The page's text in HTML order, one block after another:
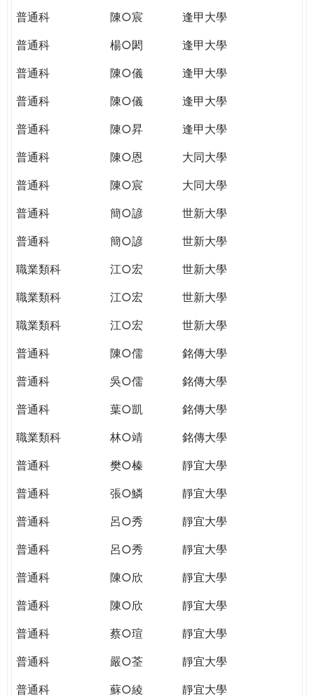
普通科 陳○宸
逢甲大學
普通科
楊○閎
逢甲大學
普通科
陳○儀
逢甲大學
普通科
陳○儀
逢甲大學
普通科
陳○昇
逢甲大學
普通科
陳○恩
大同大學
普通科
陳○宸
大同大學
普通科
簡○諺
世新大學
普通科
簡○諺
世新大學
職業類科
江○宏
世新大學
職業類科
江○宏
世新大學
職業類科
江○宏
世新大學
普通科
陳○儒
銘傳大學
普通科
吳○儒
銘傳大學
普通科
葉○凱
銘傳大學
職業類科
林○靖
銘傳大學
普通科
樊○榛
靜宜大學
普通科
張○鱗
靜宜大學
普通科
呂○秀
靜宜大學
普通科
呂○秀
靜宜大學
普通科
陳○欣
靜宜大學
普通科
陳○欣
靜宜大學
普通科
蔡○瑄
靜宜大學
普通科
嚴○荃
靜宜大學
普通科
蘇○綾
靜宜大學